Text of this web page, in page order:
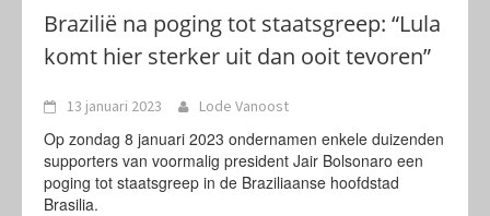
Brazilië na poging tot staatsgreep: “Lula
komt hier sterker uit dan ooit tevoren”
13 januari 2023 Lode Vanoost
Op zondag 8 januari 2023 ondernamen enkele duizenden
supporters van voormalig president Jair Bolsonaro een
poging tot staatsgreep in de Braziliaanse hoofdstad
Brasilia.